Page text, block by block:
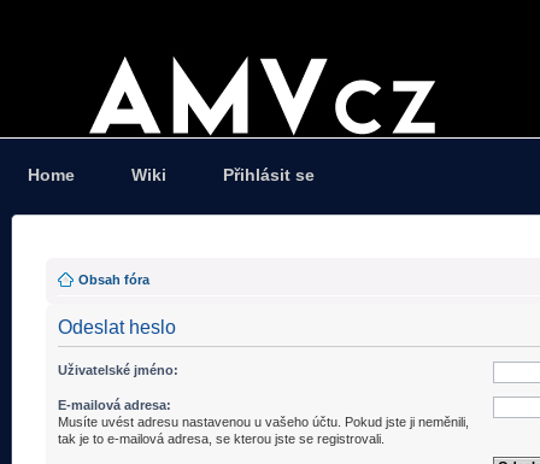
Home Wiki Přihlásit se
Obsah fóra
Odeslat heslo
Uživatelské jméno:
E-mailová adresa:
Musíte uvést adresu nastavenou u vašeho účtu. Pokud jste ji neměnili,
tak je to e-mailová adresa, se kterou jste se registrovali.